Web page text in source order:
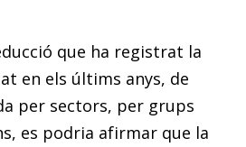
que ha registrat la
en els últims anys, de
per sectors, per grups
es podria afirmar que la